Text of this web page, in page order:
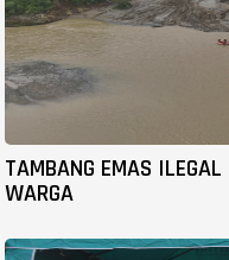
TAMBANG EMAS
WARGA